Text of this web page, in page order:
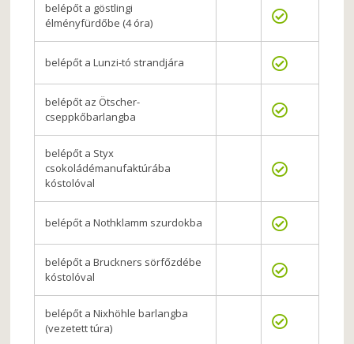
belépőt a göstlingi
élményfürdőbe (4 óra)
belépőt a Lunzi-tó strandjára
belépőt az Ötscher-
cseppkőbarlangba
belépőt a Styx
csokoládémanufaktúrába
kóstolóval
belépőt a Nothklamm szurdokba
belépőt a Bruckners sörfőzdébe
kóstolóval
belépőt a Nixhöhle barlangba
(vezetett túra)